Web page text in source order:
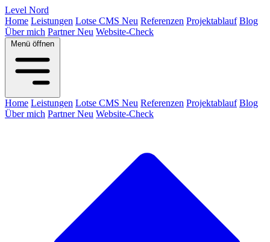
Level Nord
Home Leistungen Lotse CMS Neu Referenzen Projektablauf Blog
Über mich PartnerNeu Website-Check
Menü öffnen
Home Leistungen Lotse CMS Neu Referenzen Projektablauf Blog
Über mich PartnerNeu Website-Check